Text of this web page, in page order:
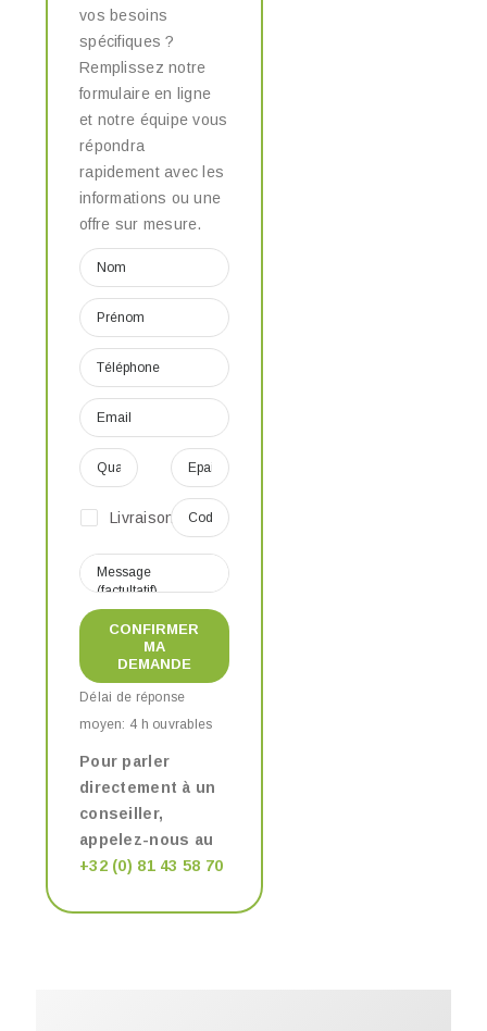
vos besoins
spécifiques ?
Remplissez notre
formulaire en ligne
et notre équipe vous
répondra
rapidement avec les
informations ou une
offre sur mesure.
Livraison
CONFIRMER
MA
DEMANDE
Délai de réponse
moyen: 4 h ouvrables
Pour parler
directement à un
conseiller,
appelez-nous au
+32 (0) 81 43 58 70